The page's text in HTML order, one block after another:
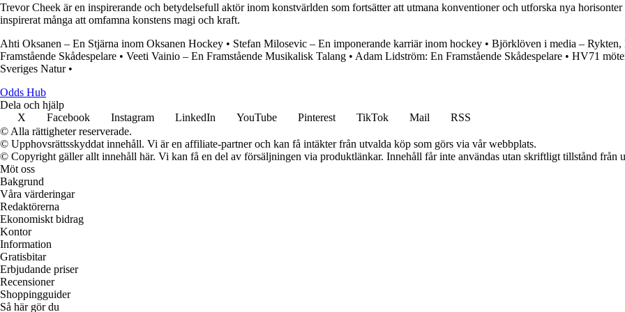
Trevor Cheek är en inspirerande och betydelsefull aktör inom konstvärlden som fortsätter att utmana konventioner och utforska nya
inspirerat många att omfamna konstens magi och kraft.
Ahti Oksanen – En Stjärna inom Oksanen Hockey • Stefan Milosevic – En imponerande karriär inom hockey • Björklöven i media –
Framstående Skådespelare • Veeti Vainio – En Framstående Musikalisk Talang • Adam Lidström: En Framstående Skådespelare • HV71
Sveriges Natur•
Odds Hub
Dela och hjälp
X
Facebook Instagram LinkedIn YouTube Pinterest TikTok Mail
RSS
© Alla rättigheter reserverade.
© Upphovsrättsskyddat innehåll. Vi är en affiliate-partner och kan få intäkter från utvalda köp som görs via vår webbplats.
© Copyright gäller allt innehåll här. Vi kan få en del av försäljningen via produktlänkar. Innehåll får inte användas utan skriftligt tillstånd från
Möt oss
Bakgrund
Våra värderingar
Redaktörerna
Ekonomiskt bidrag
Kontor
Information
Gratisbitar
Erbjudande priser
Recensioner
Shoppingguider
Så här gör du